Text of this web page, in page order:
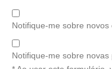
Notifique-me sobre novos
Notifique-me sobre novas